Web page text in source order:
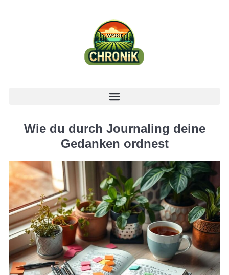
Wie du durch Journaling deine
Gedanken ordnest